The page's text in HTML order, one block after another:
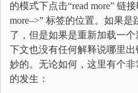
的模式下点击“read more” 链
more–>” 标签的位置。如果
了，但是如果是重新加载一
下文也没有任何解释说哪里
妙的。无论如何，这里有个
的发生：